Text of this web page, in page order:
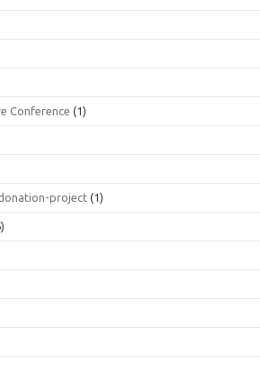
Conference (1)
project (1)